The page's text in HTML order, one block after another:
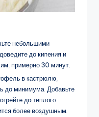
небольшими
до кипения и
примерно 30 минут.
в кастрюлю,
до минимума. Добавьте
до теплого
более воздушным.